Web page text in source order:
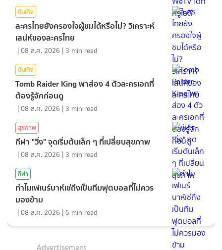
บันเทิง
ละครไทยยังครองใจผู้ชมได้หรือไม่? วิเคราะห์
เสน่ห์ของละครไทย
|08 ส.ค. 2026 | 3 min read
บันเทิง
Tomb Raider King พาส่อง 4 ตัวละครเอกที่
ต้องรู้จักก่อนดู
|08 ส.ค. 2026 | 3 min read
สุขภาพ
กีฬา "วิ่ง" จุดเริ่มต้นเล็ก ๆ ที่เปลี่ยนสุขภาพ
|08 ส.ค. 2026 | 3 min read
กีฬา
ทำไมเฟเนร์บาห์เช่ถึงเป็นทีมฟุตบอลที่ไม่ควร
มองข้าม
|08 ส.ค. 2026 | 5 min read
Advertisement